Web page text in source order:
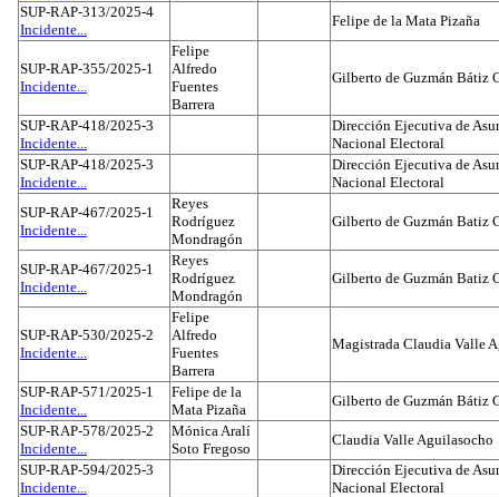
SUP-RAP-313/2025-4
Incidente...
Felipe de la Mata Pizaña
SUP-RAP-355/2025-1
Incidente...
Felipe
Alfredo
Fuentes
Barrera
Gilberto de Guzmán Bátiz
SUP-RAP-418/2025-3
Incidente...
Dirección Ejecutiva de
Nacional Electoral
SUP-RAP-418/2025-3
Incidente...
Dirección Ejecutiva de
Nacional Electoral
SUP-RAP-467/2025-1
Incidente...
Reyes
Rodríguez
Mondragón
Gilberto de Guzmán Batiz
SUP-RAP-467/2025-1
Incidente...
Reyes
Rodríguez
Mondragón
Gilberto de Guzmán Batiz
SUP-RAP-530/2025-2
Incidente...
Felipe
Alfredo
Fuentes
Barrera
Magistrada Claudia Valle
SUP-RAP-571/2025-1
Incidente...
Felipe de la
Mata Pizaña
Gilberto de Guzmán Bátiz
SUP-RAP-578/2025-2
Incidente...
Mónica Aralí
Soto Fregoso
Claudia Valle Aguilasocho
SUP-RAP-594/2025-3
Incidente...
Dirección Ejecutiva de
Nacional Electoral